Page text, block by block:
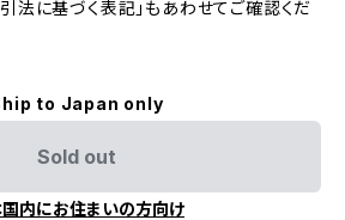
法に基づく表記」もあわせてご確認くだ
to Japan only
Sold out
国内にお住まいの方向け